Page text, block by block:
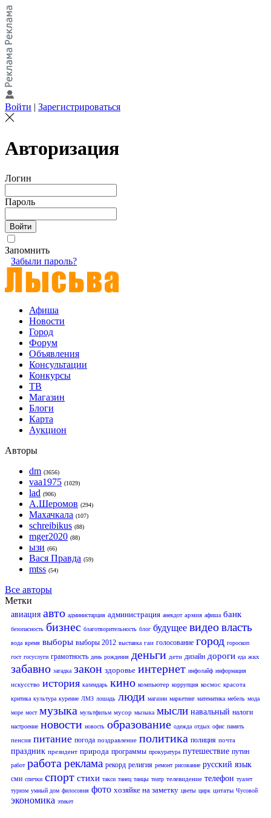
Войти | Зарегистрироваться
Авторизация
Логин
Пароль
Запомнить
Забыли пароль?
Афиша
Новости
Город
Форум
Объявления
Консультации
Конкурсы
ТВ
Магазин
Блоги
Карта
Аукцион
Авторы
dm (3656)
vaa1975 (1029)
lad (906)
А.Шеромов (294)
Махачкала (107)
schreibikus (88)
mger2020 (88)
ызи (66)
Вася Правда (59)
mtss (54)
Все авторы
Метки
авиация авто администарция администрация анекдот армия афиша банк
безопасность бизнес благотворительность блог будущее видеовласть
вода время выборы выборы 2012 выставка гаи голосование город гороскоп
гост госуслуги грамотность день рождения деньги дети дизайн дороги еда жкх
забавно загадка закон здоровье интернет инфолайф информация
искусство история календарь кино компьютер коррупция космос красота
критика культура курение ЛМЗ лошадь люди магазин маркетинг математика мебель мода
море мост музыка мультфильм мусор мызыка мысли навальный налоги
настроение новости новость образование одежда отдых офис память
пенсия питание погода поздравление политика полиция почта
праздник президент природа программы прокуратура путешествие путин
работ работа реклама рекорд религия ремонт рисование русский язык
сми спички спорт стихи такси танец танцы театр телевидение телефон туалет
туризм умный дом филосовия фото хозяйке на заметку цветы цирк цитаты Чусовой
экономика этикет